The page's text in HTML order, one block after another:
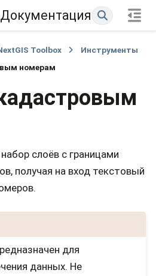
Toolbox
Инструменты
номерам
слоёв с границами
получая на вход текстовый
для
данных. Не